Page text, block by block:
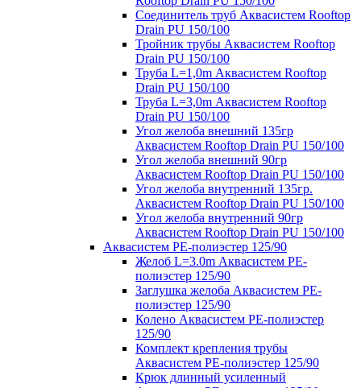
Соединитель труб Аквасистем Rooftop
Drain PU 150/100
Тройник трубы Аквасистем Rooftop
Drain PU 150/100
Труба L=1,0m Аквасистем Rooftop
Drain PU 150/100
Труба L=3,0m Аквасистем Rooftop
Drain PU 150/100
Угол желоба внешний 135гр
Аквасистем Rooftop Drain PU 150/100
Угол желоба внешний 90гр
Аквасистем Rooftop Drain PU 150/100
Угол желоба внутренний 135гр.
Аквасистем Rooftop Drain PU 150/100
Угол желоба внутренний 90гр
Аквасистем Rooftop Drain PU 150/100
Аквасистем PE-полиэстер 125/90
Желоб L=3.0m Аквасистем PE-
полиэстер 125/90
Заглушка желоба Аквасистем PE-
полиэстер 125/90
Колено Аквасистем PE-полиэстер
125/90
Комплект крепления трубы
Аквасистем PE-полиэстер 125/90
Крюк длинный усиленный